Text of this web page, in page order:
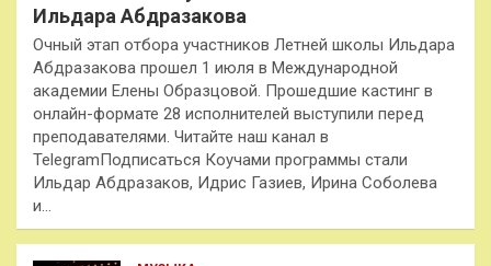
Ильдара Абдразакова
Очный этап отбора участников Летней школы Ильдара
Абдразакова прошел 1 июля в Международной
академии Елены Образцовой. Прошедшие кастинг в
онлайн-формате 28 исполнителей выступили перед
преподавателями. Читайте наш канал в
TelegramПодписаться Коучами программы стали
Ильдар Абдразаков, Идрис Газиев, Ирина Соболева
и…